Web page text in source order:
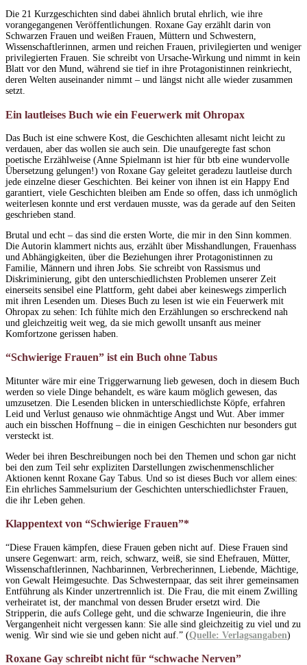
Die 21 Kurzgeschichten sind dabei ähnlich brutal ehrlich, wie ihre
vorangegangenen Veröffentlichungen. Roxane Gay erzählt darin von
Schwarzen Frauen und weißen Frauen, Müttern und Schwestern,
Wissenschaftlerinnen, armen und reichen Frauen, privilegierten und weniger
privilegierten Frauen. Sie schreibt von Ursache-Wirkung und nimmt in kein
Blatt vor den Mund, während sie tief in ihre Protagonistinnen reinkriecht,
deren Welten auseinander nimmt – und längst nicht alle wieder zusammen
setzt.
Ein lautleises Buch wie ein Feuerwerk mit Ohropax
Das Buch ist eine schwere Kost, die Geschichten allesamt nicht leicht zu
verdauen, aber das wollen sie auch sein. Die unaufgeregte fast schon
poetische Erzählweise (Anne Spielmann ist hier für btb eine wundervolle
Übersetzung gelungen!) von Roxane Gay geleitet geradezu lautleise durch
jede einzelne dieser Geschichten. Bei keiner von ihnen ist ein Happy End
garantiert, viele Geschichten bleiben am Ende so offen, dass ich unmöglich
weiterlesen konnte und erst verdauen musste, was da gerade auf den Seiten
geschrieben stand.
Brutal und echt – das sind die ersten Worte, die mir in den Sinn kommen.
Die Autorin klammert nichts aus, erzählt über Misshandlungen, Frauenhass
und Abhängigkeiten, über die Beziehungen ihrer Protagonistinnen zu
Familie, Männern und ihren Jobs. Sie schreibt von Rassismus und
Diskriminierung, gibt den unterschiedlichsten Problemen unserer Zeit
einerseits sensibel eine Plattform, geht dabei aber keineswegs zimperlich
mit ihren Lesenden um. Dieses Buch zu lesen ist wie ein Feuerwerk mit
Ohropax zu sehen: Ich fühlte mich den Erzählungen so erschreckend nah
und gleichzeitig weit weg, da sie mich gewollt unsanft aus meiner
Komfortzone gerissen haben.
“Schwierige Frauen” ist ein Buch ohne Tabus
Mitunter wäre mir eine Triggerwarnung lieb gewesen, doch in diesem Buch
werden so viele Dinge behandelt, es wäre kaum möglich gewesen, das
umzusetzen. Die Lesenden blicken in unterschiedlichste Köpfe, erfahren
Leid und Verlust genauso wie ohnmächtige Angst und Wut. Aber immer
auch ein bisschen Hoffnung – die in einigen Geschichten nur besonders gut
versteckt ist.
Weder bei ihren Beschreibungen noch bei den Themen und schon gar nicht
bei den zum Teil sehr expliziten Darstellungen zwischenmenschlicher
Aktionen kennt Roxane Gay Tabus. Und so ist dieses Buch vor allem eines:
Ein ehrliches Sammelsurium der Geschichten unterschiedlichster Frauen,
die ihr Leben gehen.
Klappentext von “Schwierige Frauen”*
“Diese Frauen kämpfen, diese Frauen geben nicht auf. Diese Frauen sind
unsere Gegenwart: arm, reich, schwarz, weiß, sie sind Ehefrauen, Mütter,
Wissenschaftlerinnen, Nachbarinnen, Verbrecherinnen, Liebende, Mächtige,
von Gewalt Heimgesuchte. Das Schwesternpaar, das seit ihrer gemeinsamen
Entführung als Kinder unzertrennlich ist. Die Frau, die mit einem Zwilling
verheiratet ist, der manchmal von dessen Bruder ersetzt wird. Die
Stripperin, die aufs College geht, und die schwarze Ingenieurin, die ihre
Vergangenheit nicht vergessen kann: Sie alle sind gleichzeitig zu viel und zu
wenig. Wir sind wie sie und geben nicht auf.” (Quelle: Verlagsangaben)
Roxane Gay schreibt nicht für “schwache Nerven”